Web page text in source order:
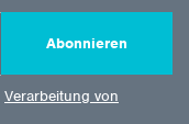
Abonnieren
Verarbeitung von